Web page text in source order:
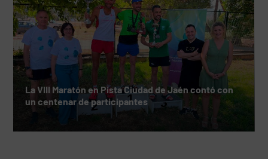
La VIII Maratón en Pista Ciudad de Jaén contó con
un centenar de participantes